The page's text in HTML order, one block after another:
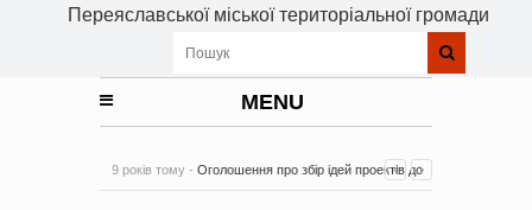
Переяславської міської територіальної громади
MENU
9 років тому - Оголошення про збір ідей проектів до